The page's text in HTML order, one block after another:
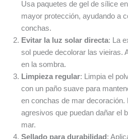
Usa paquetes de gel de sílice
mayor protección, ayudando a
conchas.
Evitar la luz solar directa: La
sol puede decolorar las vieiras.
en la sombra.
Limpieza regular: Limpia el
con un paño suave para
en conchas de mar decoración.
agresivos que puedan dañar el
mar.
Sellado para durabilidad :